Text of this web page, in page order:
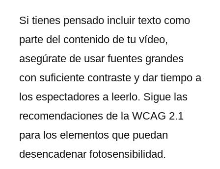
Si tienes pensado incluir texto como
parte del contenido de tu vídeo,
asegúrate de usar fuentes grandes
con suficiente contraste y dar tiempo a
los espectadores a leerlo. Sigue las
recomendaciones de la WCAG 2.1
para los elementos que puedan
desencadenar fotosensibilidad.